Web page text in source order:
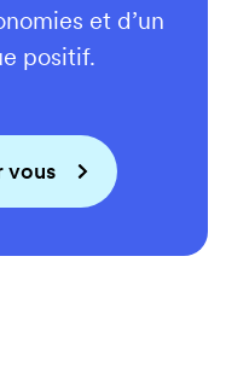
et d’un
positif.
vous